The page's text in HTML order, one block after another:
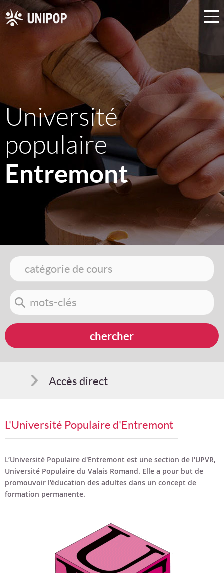
Université
populaire
Entremont
Accès direct
Suggestions
Bon cadeau
Programme en PDF
L'Université Populaire d'Entremont
L’Université Populaire d'Entremont est une section de l'UPVR,
Université Populaire du Valais Romand. Elle a pour but de
promouvoir l’éducation des adultes dans un concept de
formation permanente.